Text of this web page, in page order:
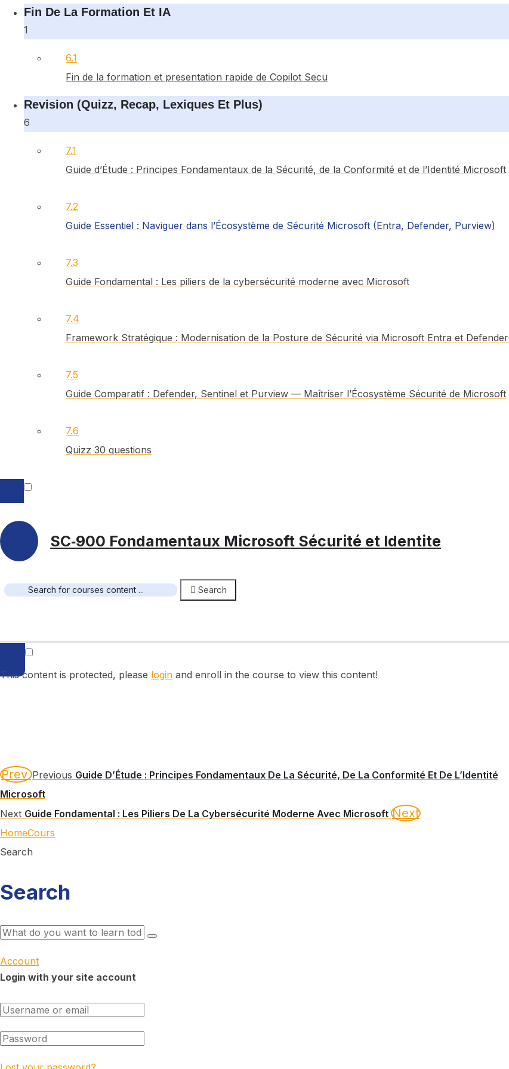
Fin De La Formation Et IA
1
6.1
Fin de la formation et presentation rapide de Copilot Secu
Revision (quizz, Recap, Lexiques Et Plus)
6
7.1
Guide d’Étude : Principes Fondamentaux de la Sécurité, de la Conformité et de l’Identité Microsoft
7.2
Guide Essentiel : Naviguer dans l’Écosystème de Sécurité Microsoft (Entra, Defender, Purview)
7.3
Guide Fondamental : Les piliers de la cybersécurité moderne avec Microsoft
7.4
Framework Stratégique : Modernisation de la Posture de Sécurité via Microsoft Entra et Defender
7.5
Guide Comparatif : Defender, Sentinel et Purview — Maîtriser l’Écosystème Sécurité de Microsoft
7.6
Quizz 30 questions
SC‑900 Fondamentaux Microsoft Sécurité et Identite
Search
This content is protected, please login and enroll in the course to view this content!
PrevPrevious Guide D’Étude : Principes Fondamentaux De La Sécurité, De La Conformité Et De L’Identité
Microsoft
Next Guide Fondamental : Les Piliers De La Cybersécurité Moderne Avec Microsoft Next
HomeCours
Search
Search
Account
Login with your site account